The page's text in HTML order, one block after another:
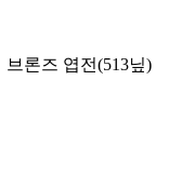
브론즈 엽전(513닢)